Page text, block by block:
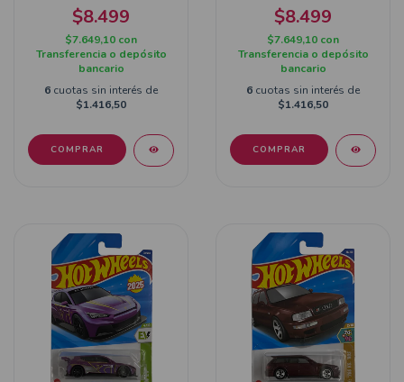
$8.499
$7.649,10 con
Transferencia o depósito
bancario
6 cuotas sin interés de
$1.416,50
$8.499
$7.649,10 con
Transferencia o depósito
bancario
6 cuotas sin interés de
$1.416,50